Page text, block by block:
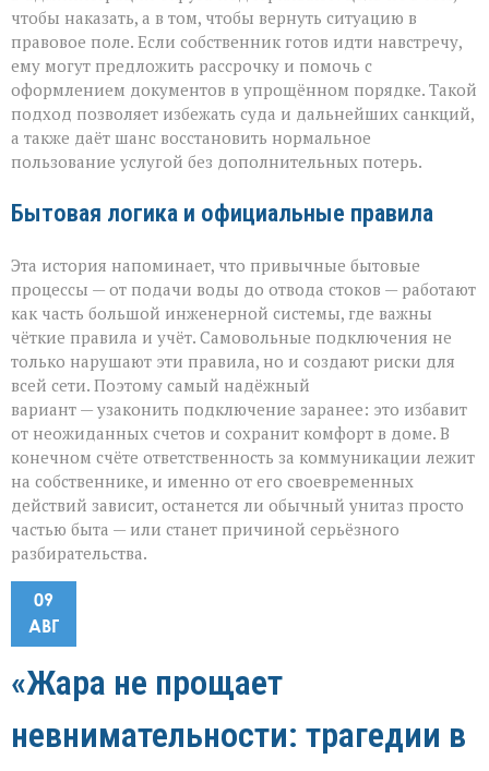
чтобы наказать, а в том, чтобы вернуть ситуацию в
правовое поле. Если собственник готов идти навстречу,
ему могут предложить рассрочку и помочь с
оформлением документов в упрощённом порядке. Такой
подход позволяет избежать суда и дальнейших санкций,
а также даёт шанс восстановить нормальное
пользование услугой без дополнительных потерь.
Бытовая логика и официальные правила
Эта история напоминает, что привычные бытовые
процессы — от подачи воды до отвода стоков — работают
как часть большой инженерной системы, где важны
чёткие правила и учёт. Самовольные подключения не
только нарушают эти правила, но и создают риски для
всей сети. Поэтому самый надёжный
вариант — узаконить подключение заранее: это избавит
от неожиданных счетов и сохранит комфорт в доме. В
конечном счёте ответственность за коммуникации лежит
на собственнике, и именно от его своевременных
действий зависит, останется ли обычный унитаз просто
частью быта — или станет причиной серьёзного
разбирательства.
09
АВГ
«Жара не прощает
невнимательности: трагедии в